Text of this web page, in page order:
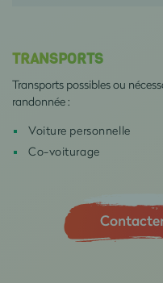
TRANSPORTS
Transports possibles ou
randonnée :
Voiture personnelle
Co-voiturage